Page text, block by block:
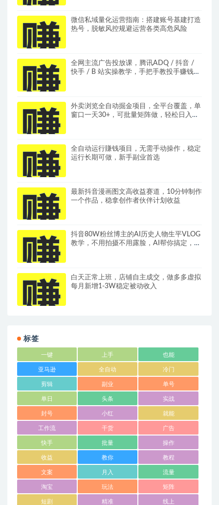
微信私域量化运营指南：搭建账号基建打造
热号，脱敏风控规避运营各类高危风险
全网主流广告投放课，腾讯ADQ / 抖音 /
快手 / B 站实操教学，手把手教投手赚钱变
外卖浏览全自动掘金项目，全平台覆盖，单
窗口一天30+，可批量矩阵做，轻松日入
全自动运行賺钱项目，无需手动操作，稳定
运行长期可做，新手副业首选
最新抖音漫画图文高收益赛道，10分钟制作
一个作品，稳拿创作者伙伴计划收益
抖音80W粉丝博主的AI历史人物生平VLOG
教学，不用拍摄不用露脸，AI帮你搞定，轻
白天正常上班，店铺自主成交，做多多虚拟
每月新增1-3W稳定被动收入
标签
一键 上手 也能
亚马逊 全自动 冷门
剪辑 副业 单号
单日 头条 实战
封号 小红 就能
工作流 干货 广告
快手 批量 操作
收益 教你 教程
文案 月入 流量
淘宝 玩法 矩阵
短剧 精准 线上